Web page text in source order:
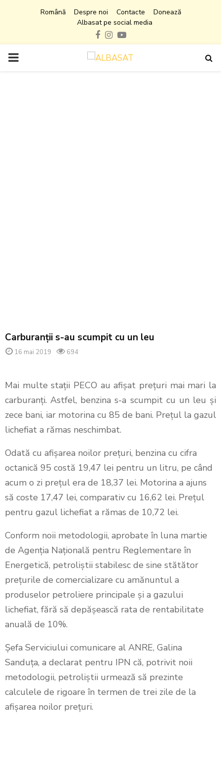
Română Despre noi Contacte
Donează
Albasat pe social media
Facebook
Instagram
Youtube
PRIMARY
Carburanții s-au scumpit cu un leu
16 mai 2019 694
Mai multe stații PECO au afișat prețuri mai mari la
carburanți. Astfel, benzina s-a scumpit cu un leu și
zece bani, iar motorina cu 85 de bani. Prețul la gazul
lichefiat a rămas neschimbat.
Odată cu afișarea noilor prețuri, benzina cu cifra
octanică 95 costă 19,47 lei pentru un litru, pe când
acum o zi prețul era de 18,37 lei. Motorina a ajuns
să coste 17,47 lei, comparativ cu 16,62 lei. Prețul
pentru gazul lichefiat a rămas de 10,72 lei.
Conform noii metodologii, aprobate în luna martie
de Agenția Națională pentru Reglementare în
Energetică, petroliștii stabilesc de sine stătător
prețurile de comercializare cu amănuntul a
produselor petroliere principale și a gazului
lichefiat, fără să depășească rata de rentabilitate
anuală de 10%.
Șefa Serviciului comunicare al ANRE, Galina
Sanduța, a declarat pentru IPN că, potrivit noii
metodologii, petroliștii urmează să prezinte
calculele de rigoare în termen de trei zile de la
afișarea noilor prețuri.